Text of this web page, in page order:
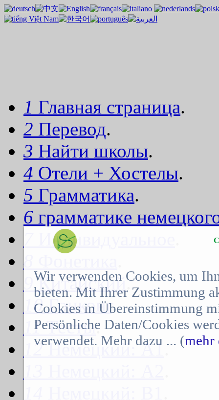
1 Главная страница.
2 Перевод.
3 Найти школы.
4 Отели + Хостелы.
5 Грамматика.
6 грамматике
Индивидуальное
8
9Китайский .
10Гонконг.
11Тесты.
12Немецкий: A1 .
Wir verwenden Cookies, um
bieten. Mit Ihrer Zustimmung
Cookies in Übereinstimmung
Persönliche Daten/Cookies
verwendet. Mehr dazu ... (mehr